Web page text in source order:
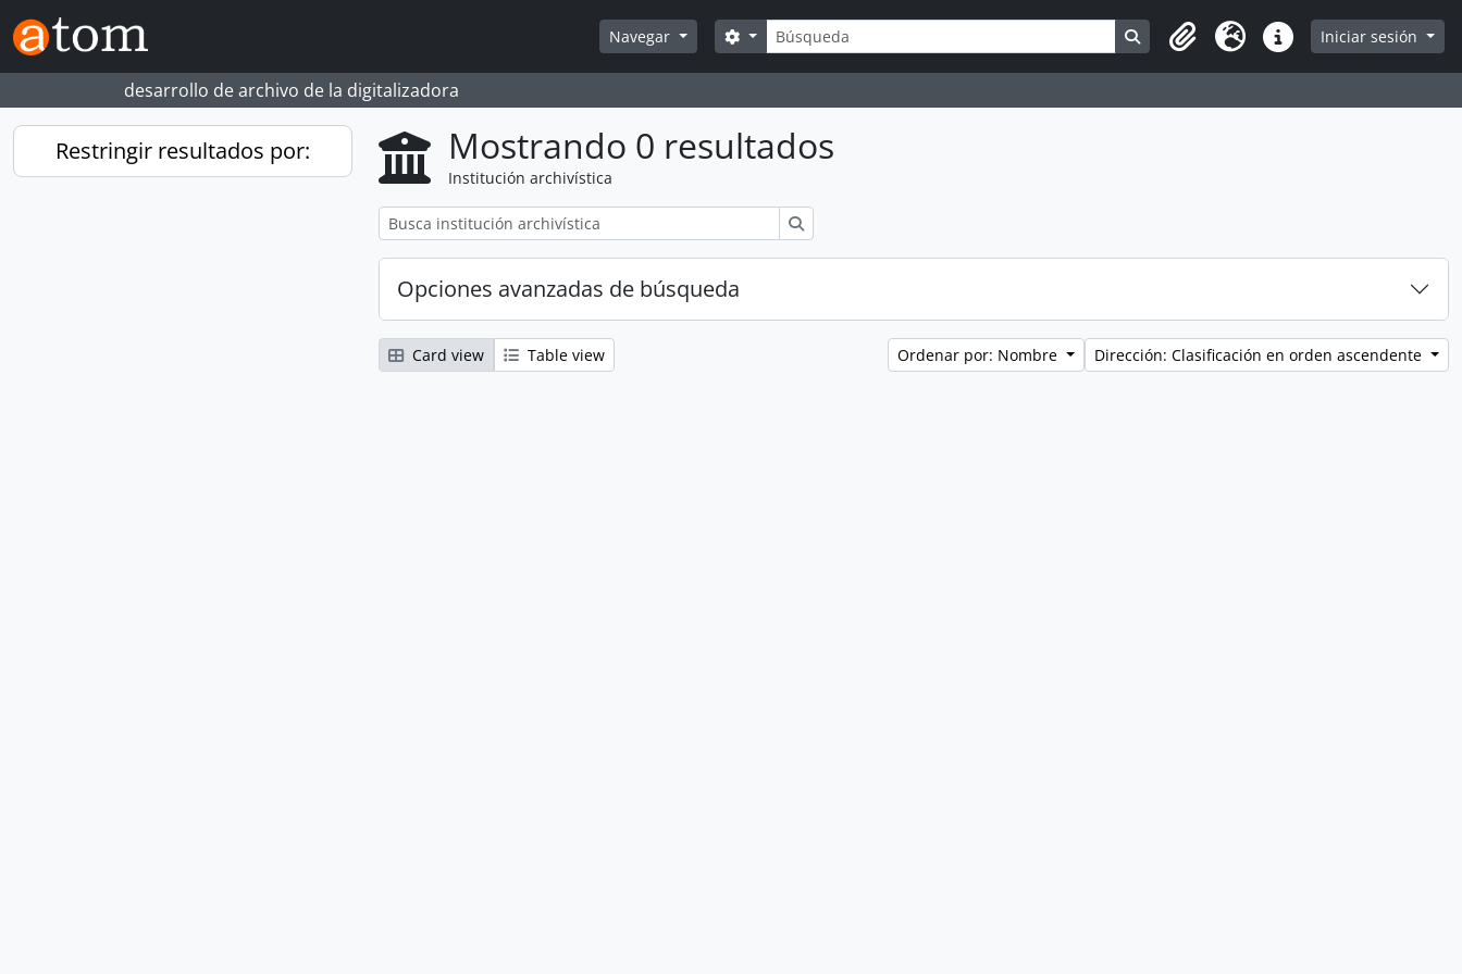
Skip to main content
Navegar
Búsqueda
Search options Search in browse page
Portapapeles
Idioma Enlaces rápidos
Iniciar sesión
desarrollo de archivo de la digitalizadora
Restringir resultados por: Mostrando 0 resultados
Institución archivística
Opciones avanzadas de búsqueda
Card view Table view Ordenar por: Nombre Dirección: Clasificación en orden ascendente